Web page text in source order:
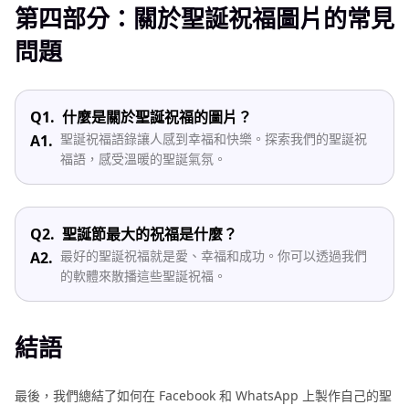
第四部分：關於聖誕祝福圖片的常見
問題
Q1. 什麼是關於聖誕祝福的圖片？
A1. 聖誕祝福語錄讓人感到幸福和快樂。探索我們的聖誕祝
福語，感受溫暖的聖誕氣氛。
Q2. 聖誕節最大的祝福是什麼？
A2. 最好的聖誕祝福就是愛、幸福和成功。你可以透過我們
的軟體來散播這些聖誕祝福。
結語
最後，我們總結了如何在 Facеbook 和 WhatsApp 上製作自己的聖